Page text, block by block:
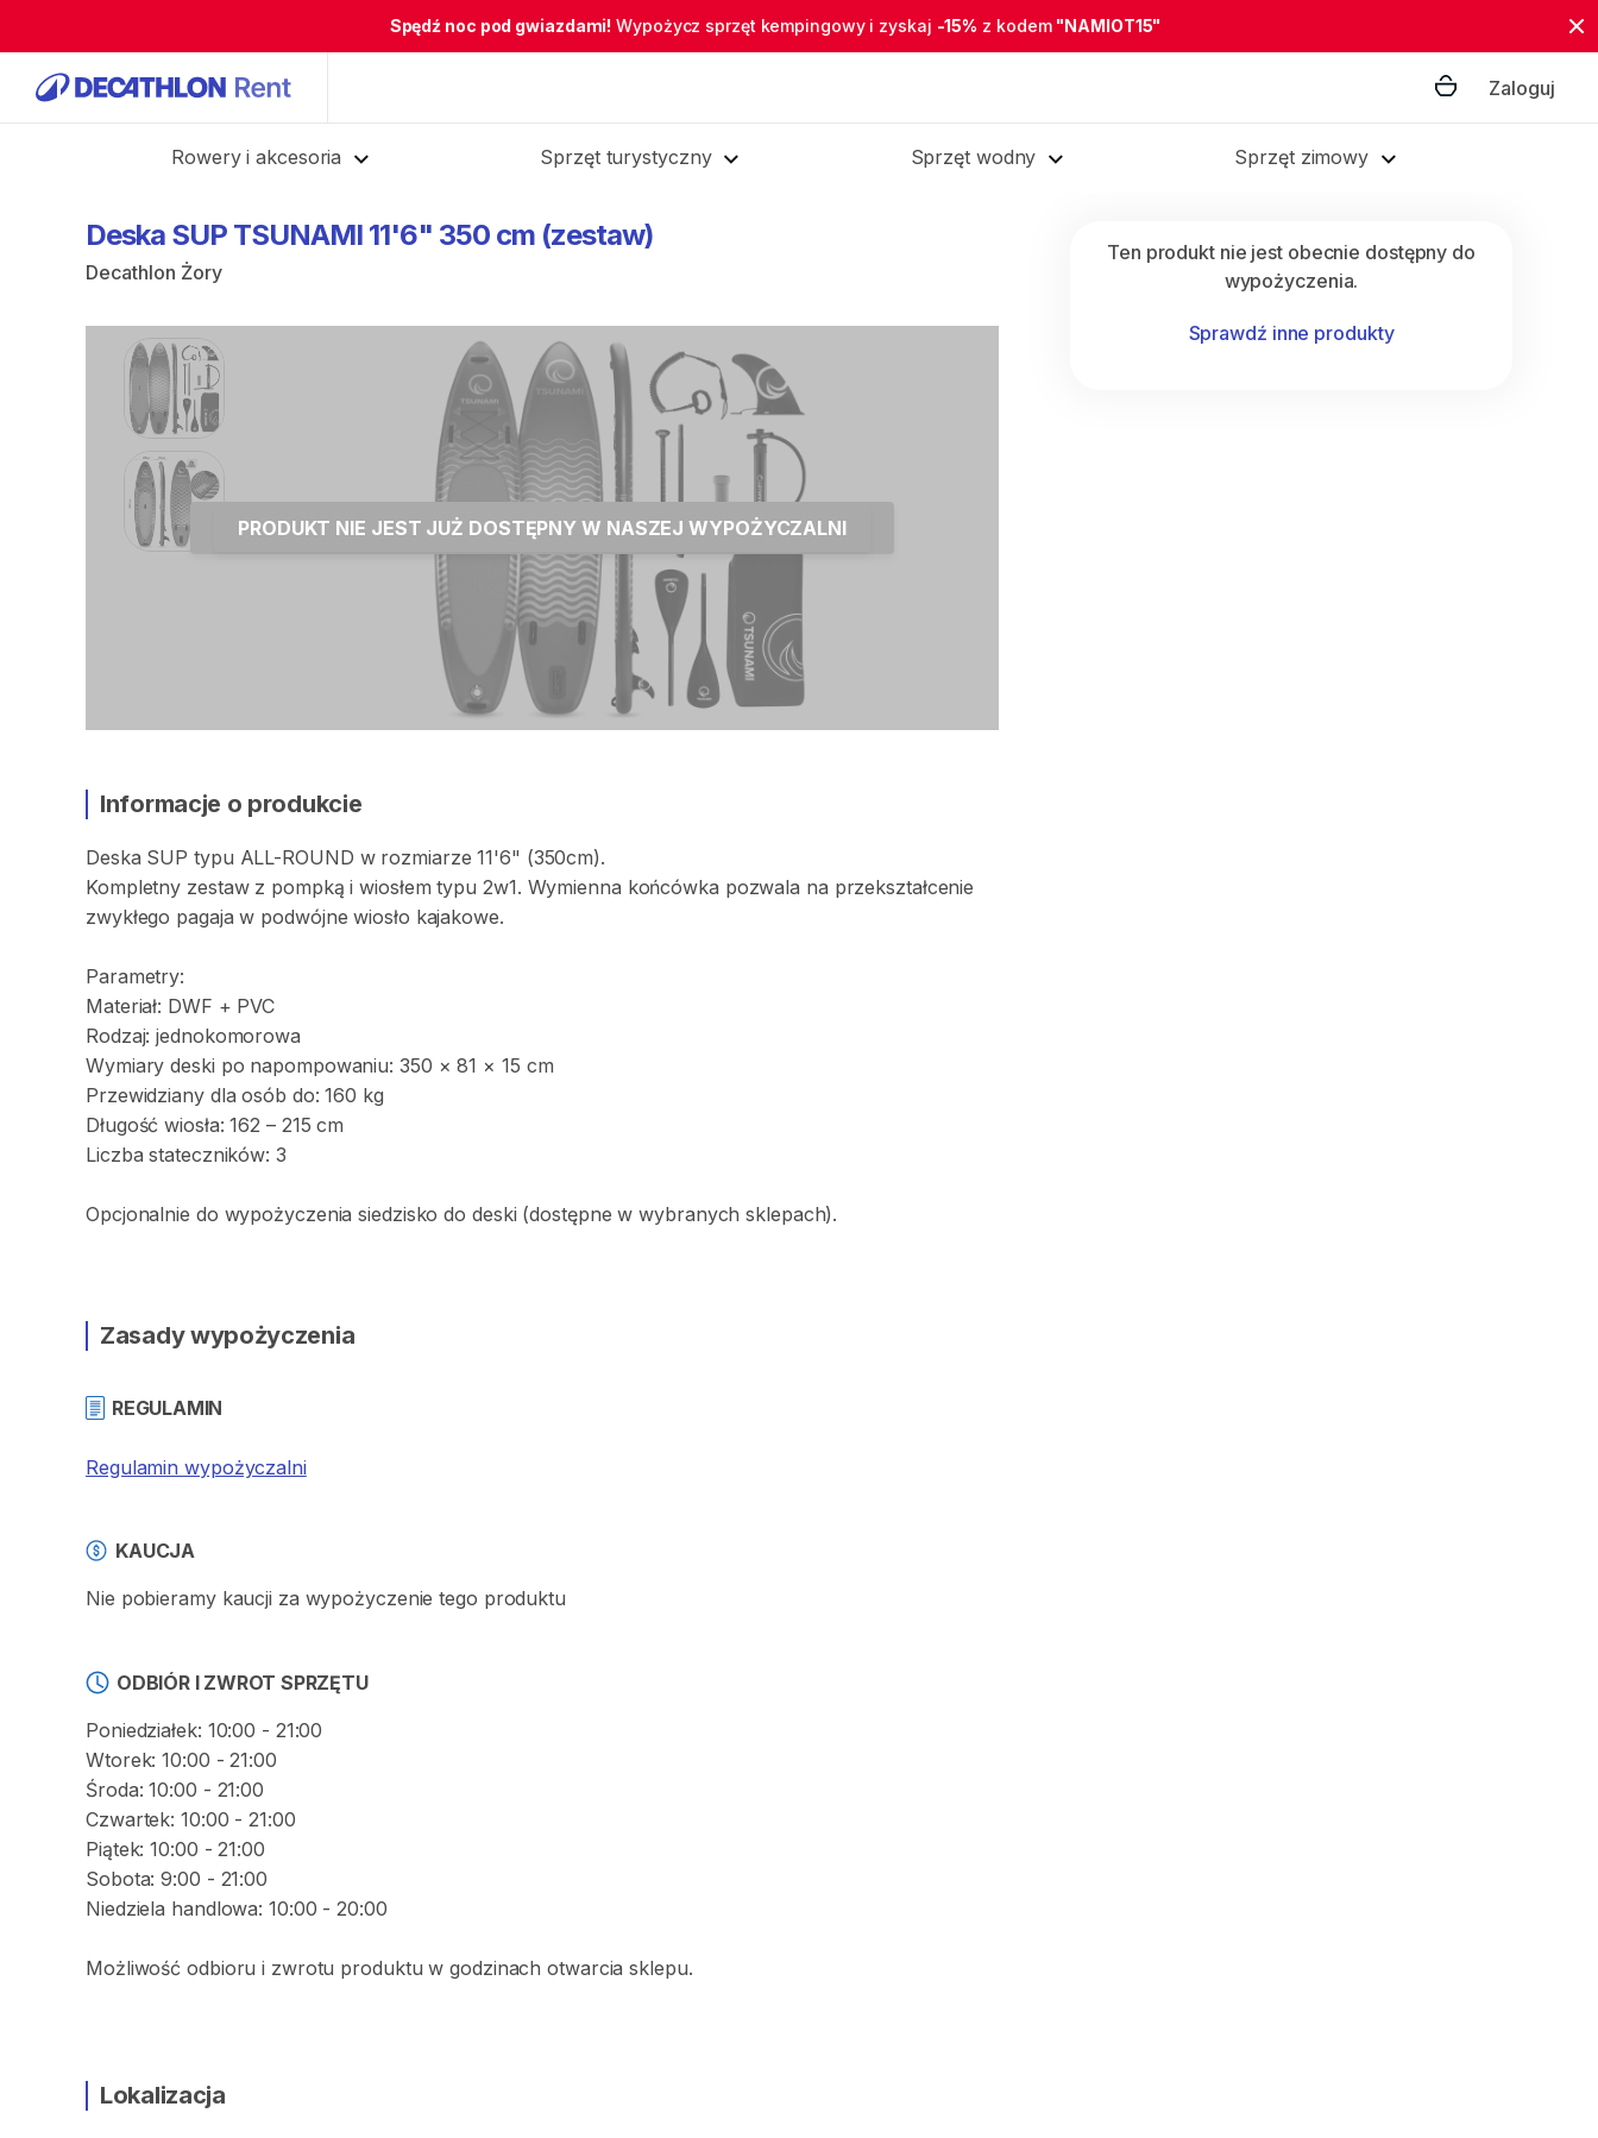
Spędź noc pod gwiazdami! Wypożycz sprzęt kempingowy i zyskaj -15% z kodem "NAMIOT15"
Zaloguj
Rowery i akcesoria Sprzęt turystyczny Sprzęt wodny Sprzęt zimowy
Deska SUP TSUNAMI 11'6" 350 cm (zestaw)
Decathlon Żory
PRODUKT NIE JEST JUŻ DOSTĘPNY W NASZEJ WYPOŻYCZALNI
Informacje o produkcie
Deska SUP typu ALL-ROUND w rozmiarze 11'6" (350cm).
Kompletny zestaw z pompką i wiosłem typu 2w1. Wymienna końcówka pozwala na przekształcenie
zwykłego pagaja w podwójne wiosło kajakowe.
Parametry:
Materiał: DWF + PVC
Rodzaj: jednokomorowa
Wymiary deski po napompowaniu: 350 × 81 × 15 cm
Przewidziany dla osób do: 160 kg
Długość wiosła: 162 – 215 cm
Liczba stateczników: 3
Opcjonalnie do wypożyczenia siedzisko do deski (dostępne w wybranych sklepach).
Zasady wypożyczenia
REGULAMIN
Regulamin wypożyczalni
KAUCJA
Nie pobieramy kaucji za wypożyczenie tego produktu
ODBIÓR I ZWROT SPRZĘTU
Poniedziałek: 10:00 - 21:00
Wtorek: 10:00 - 21:00
Środa: 10:00 - 21:00
Czwartek: 10:00 - 21:00
Piątek: 10:00 - 21:00
Sobota: 9:00 - 21:00
Niedziela handlowa: 10:00 - 20:00
Możliwość odbioru i zwrotu produktu w godzinach otwarcia sklepu.
Lokalizacja
Ten produkt nie jest obecnie dostępny do
wypożyczenia.
Sprawdź inne produkty